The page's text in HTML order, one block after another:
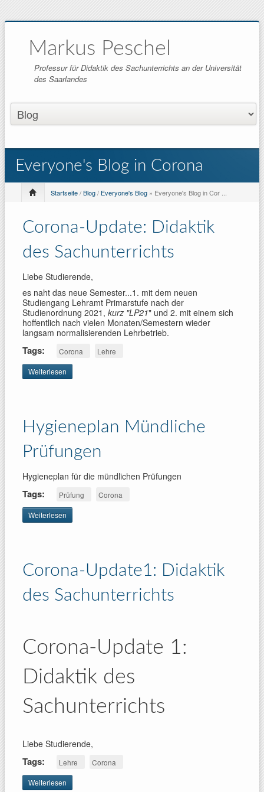
Markus Peschel
Professur für Didaktik des Sachunterrichts an der Universität
des Saarlandes
Everyone's Blog in Corona
Startseite/Blog/ Everyone's Blog » Everyone's Blog in Cor ...
Corona-Update: Didaktik
des Sachunterrichts
Liebe Studierende,
es naht das neue Semester...1. mit dem neuen
Studiengang Lehramt Primarstufe nach der
Studienordnung 2021, kurz "LP21" und 2. mit einem sich
hoffentlich nach vielen Monaten/Semestern wieder
langsam normalisierenden Lehrbetrieb.
Tags: Corona
Lehre
Weiterlesen
Hygieneplan Mündliche
Prüfungen
Hygieneplan für die mündlichen Prüfungen
Tags: Prüfung
Corona
Weiterlesen
Hygieneplan
Corona-Update1: Didaktik
des Sachunterrichts
Corona-Update 1:
Didaktik des
Sachunterrichts
Liebe Studierende,
Tags: Lehre
Corona
Weiterlesen